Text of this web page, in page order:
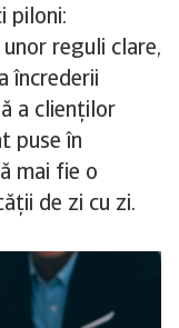
piloni:
reguli clare,
încrederii
a clienților
puse în
mai fie o
de zi cu zi.